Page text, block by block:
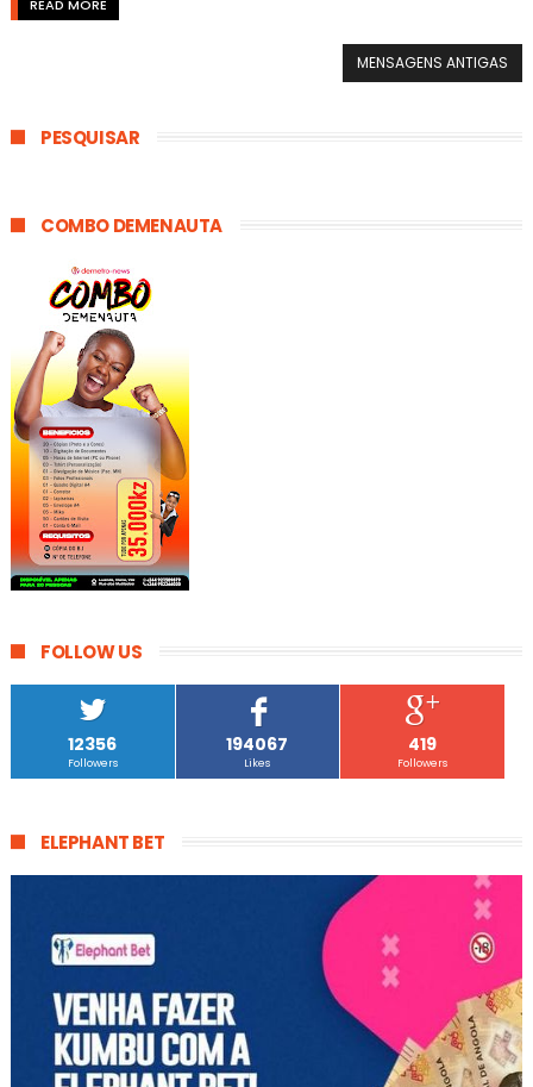
READ MORE
MENSAGENS ANTIGAS
PESQUISAR
COMBO DEMENAUTA
FOLLOW US
12356
Followers
194067
Likes
419
Followers
ELEPHANT BET